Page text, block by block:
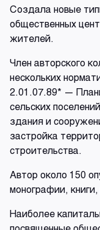
Создала новые
общественных
жителей.
Член авторского
нескольких
2.01.07.89* —
сельских
здания и
застройка
строительства.
Автор около 150
монографии,
Наиболее